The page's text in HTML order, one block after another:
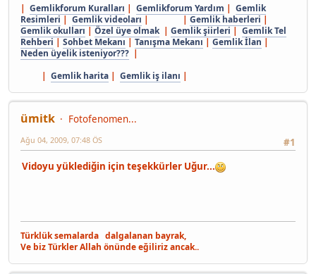
| Gemlikforum Kuralları | Gemlikforum Yardım | Gemlik
Resimleri | Gemlik videoları | | Gemlik haberleri |
Gemlik okulları | Özel üye olmak| Gemlik şiirleri | Gemlik Tel
Rehberi | Sohbet Mekanı | Tanışma Mekanı | Gemlik İlan |
Neden üyelik isteniyor??? |
| Gemlik harita | Gemlik iş ilanı |
ümitk
Fotofenomen...
#1
Ağu 04, 2009, 07:48 ÖS
Vidoyu yüklediğin için teşekkürler Uğur...
Türklük semalarda dalgalanan bayrak,
Ve biz Türkler Allah önünde eğiliriz ancak..